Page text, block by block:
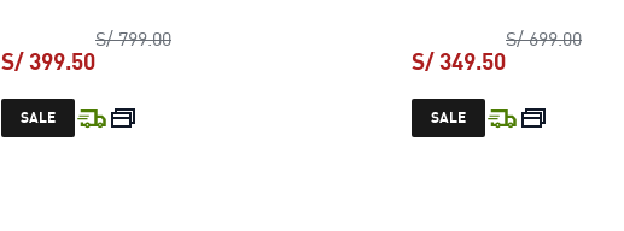
S/ 799.00precio original S/ 799.00
S/ 399.50
precio actual S/ 399.50
SALE
S/ 699.00
S/ 349.50
precio actual
SALE